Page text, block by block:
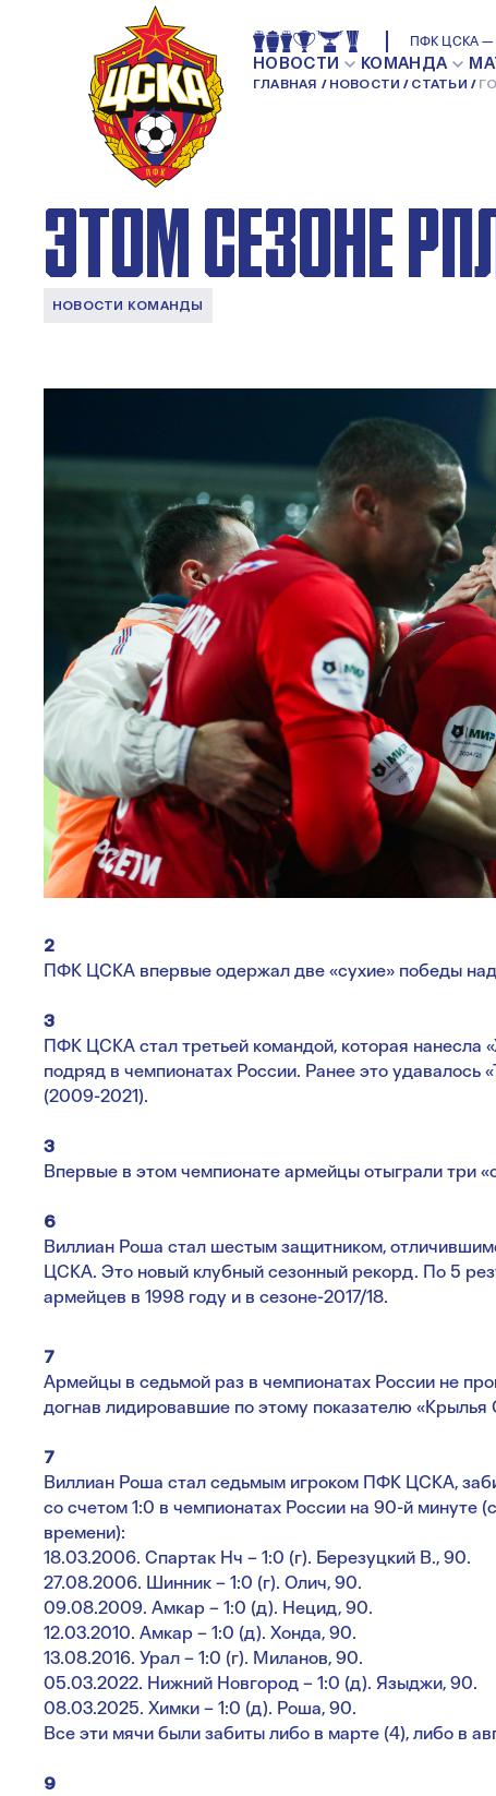
ПФК ЦСКА —
НОВОСТИ КОМАНДА
ГЛАВНАЯ НОВОСТИ СТАТЬИ
ГОЛ РОШИ СТАЛ
ЗАЩИТНИКОВ
ЭТОМ СЕЗОНЕ
НОВОСТИ КОМАНДЫ
2
ПФК ЦСКА впервые одержал две «сухие» победы
3
ПФК ЦСКА стал третьей командой, которая нанесла
подряд в чемпионатах России. Ранее это удавалось
(2009-2021).
3
Впервые в этом чемпионате армейцы отыграли три
6
Виллиан Роша стал шестым защитником,
ЦСКА. Это новый клубный сезонный рекорд. По 5
армейцев в 1998 году и в сезоне-2017/18.
7
Армейцы в седьмой раз в чемпионатах России не
догнав лидировавшие по этому показателю «Крылья
7
Виллиан Роша стал седьмым игроком ПФК ЦСКА,
со счетом 1:0 в чемпионатах России на 90-й минуте
времени):
18.03.2006. Спартак Нч – 1:0 (г). Березуцкий В., 90.
27.08.2006. Шинник – 1:0 (г). Олич, 90.
09.08.2009. Амкар – 1:0 (д). Нецид, 90.
12.03.2010. Амкар – 1:0 (д). Хонда, 90.
13.08.2016. Урал – 1:0 (г). Миланов, 90.
05.03.2022. Нижний Новгород – 1:0 (д). Языджи, 90.
08.03.2025. Химки – 1:0 (д). Роша, 90.
Все эти мячи были забиты либо в марте (4), либо в
9